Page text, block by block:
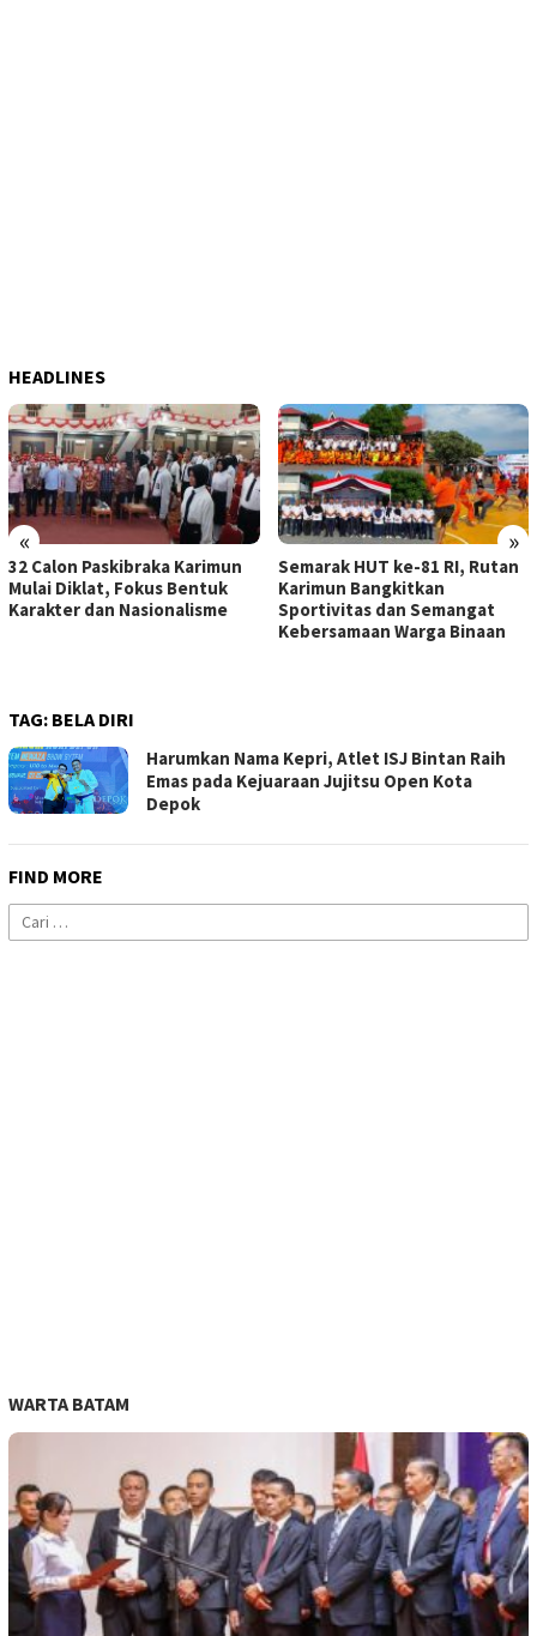
HEADLINES
« »
32 Calon Paskibraka Karimun
Mulai Diklat, Fokus Bentuk
Karakter dan Nasionalisme
Semarak HUT ke-81 RI, Rutan
Karimun Bangkitkan
Sportivitas dan Semangat
Kebersamaan Warga Binaan
TAG: BELA DIRI
Harumkan Nama Kepri, Atlet ISJ Bintan Raih
Emas pada Kejuaraan Jujitsu Open Kota
Depok
FIND MORE
Cari
untuk:
WARTA BATAM